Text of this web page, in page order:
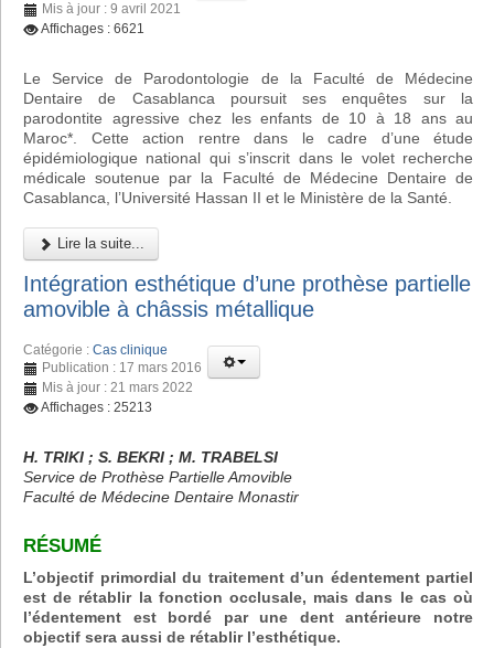
Mis à jour : 9 avril 2021
Affichages : 6621
Le Service de Parodontologie de la Faculté de Médecine
Dentaire de Casablanca poursuit ses enquêtes sur la
parodontite agressive chez les enfants de 10 à 18 ans au
Maroc*. Cette action rentre dans le cadre d’une étude
épidémiologique national qui s’inscrit dans le volet recherche
médicale soutenue par la Faculté de Médecine Dentaire de
Casablanca, l’Université Hassan II et le Ministère de la Santé.
Lire la suite...
Intégration esthétique d’une prothèse partielle
amovible à châssis métallique
Catégorie : Cas clinique
Publication : 17 mars 2016
Mis à jour : 21 mars 2022
Affichages : 25213
H. TRIKI ; S. BEKRI ; M. TRABELSI
Service de Prothèse Partielle Amovible
Faculté de Médecine Dentaire Monastir
RÉSUMÉ
L’objectif primordial du traitement d’un édentement partiel
est de rétablir la fonction occlusale, mais dans le cas où
l’édentement est bordé par une dent antérieure notre
objectif sera aussi de rétablir l’esthétique.